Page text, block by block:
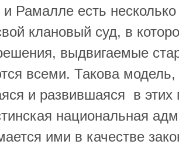
Рамалле есть
клановый суд, в
выдвигаемые
всеми. Такова модель,
и развившаяся в этих
национальная
ими в качестве